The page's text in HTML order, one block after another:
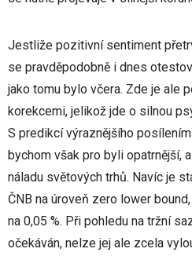
Jestliže pozitivní sentiment
se pravděpodobně i dnes
jako tomu bylo včera. Zde je ale
korekcemi, jelikož jde o silnou
S predikcí výraznějšího
bychom však pro byli opatrnější,
náladu světových trhů. Navíc je
ČNB na úroveň zero lower
na 0,05 %. Při pohledu na tržní
očekáván, nelze jej ale zcela